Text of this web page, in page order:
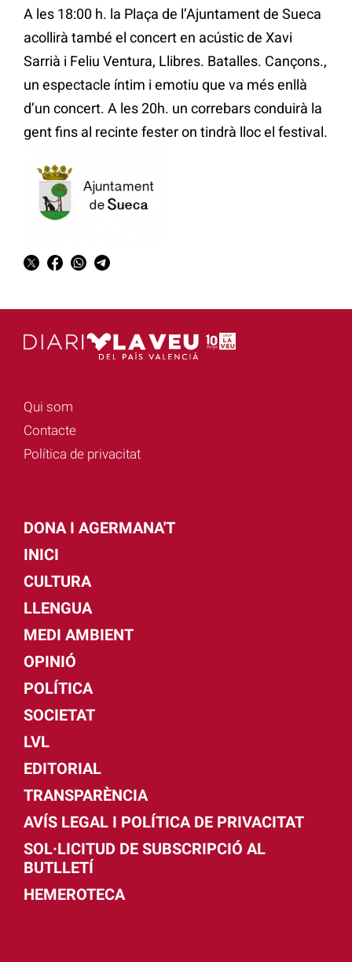
A les 18:00 h. la Plaça de l’Ajuntament de Sueca
acollirà també el concert en acústic de Xavi
Sarrià i Feliu Ventura, Llibres. Batalles. Cançons.,
un espectacle íntim i emotiu que va més enllà
d’un concert. A les 20h. un correbars conduirà la
gent fins al recinte fester on tindrà lloc el festival.
Qui som
Contacte
Política de privacitat
DONA I AGERMANA'T
INICI
CULTURA
LLENGUA
MEDI AMBIENT
OPINIÓ
POLÍTICA
SOCIETAT
LVL
EDITORIAL
TRANSPARÈNCIA
AVÍS LEGAL I POLÍTICA DE PRIVACITAT
SOL·LICITUD DE SUBSCRIPCIÓ AL
BUTLLETÍ
HEMEROTECA